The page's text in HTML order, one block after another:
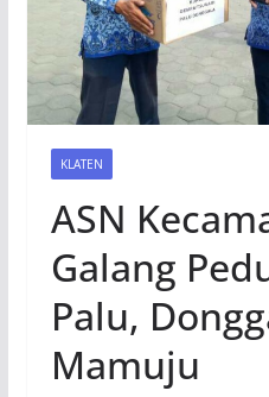
KLATEN
ASN
Galang
Palu,
Mamuju